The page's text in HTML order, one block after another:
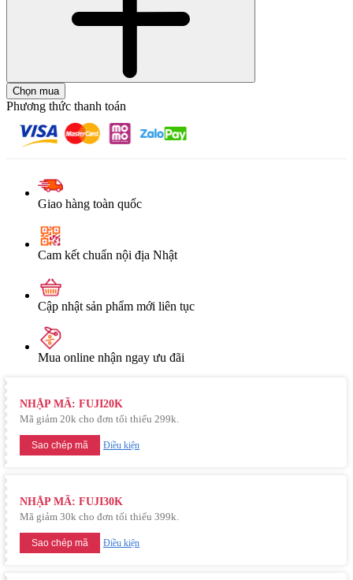
Chọn mua
Phương thức thanh toán
Giao hàng toàn quốc
Cam kết chuẩn nội địa Nhật
Cập nhật sản phẩm mới liên tục
Mua online nhận ngay ưu đãi
NHẬP MÃ: FUJI20K
Mã giảm 20k cho đơn tối thiểu 299k.
Sao chép mã Điều kiện
NHẬP MÃ: FUJI30K
Mã giảm 30k cho đơn tối thiểu 399k.
Sao chép mã Điều kiện